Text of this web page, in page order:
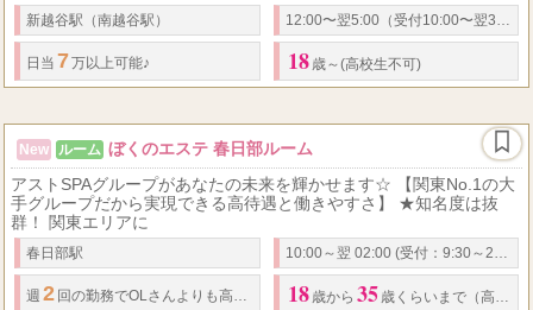
新越谷駅（南越谷駅） 12:00〜翌5:00（受付10:00〜翌3:00）
日当 7万以上可能♪ 18 歳～(高校生不可)
New ルーム ぼくのエステ 春日部ルーム
アストSPAグループがあなたの未来を輝かせます☆ 【関東No.1の大
手グループだから実現できる高待遇と働きやすさ】 ★知名度は抜
群！ 関東エリアに
春日部駅 10:00～翌 02:00 (受付：9:30～24:00)
週 2 回の勤務でOLさんよりも高収入♪ 全額日払い★本指名バック2,000
18 歳から 35 歳くらいまで（高校生不可）